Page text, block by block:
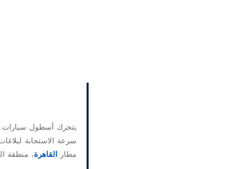
يتحرك أسطول سيارات
سرعة الاستجابة
مطار
القاهرة، منطقة